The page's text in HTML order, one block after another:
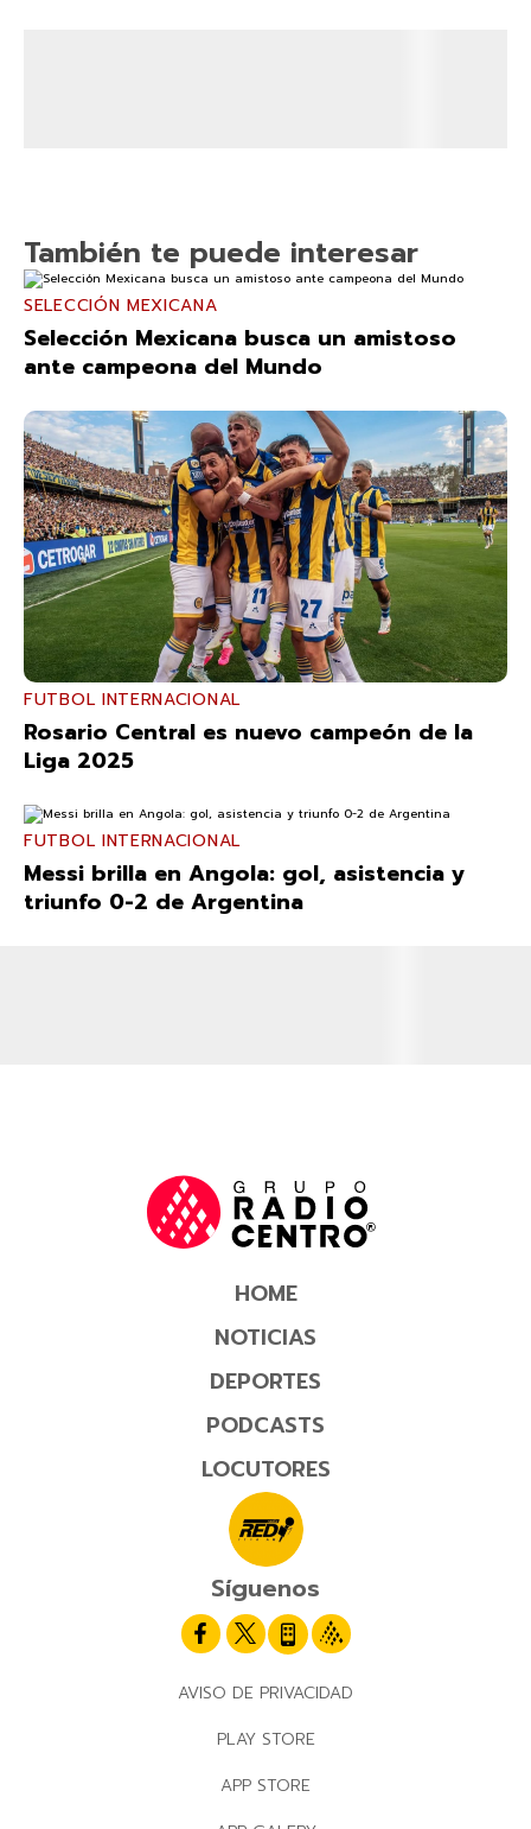
También te puede interesar
SELECCIÓN MEXICANA
Selección Mexicana busca un amistoso
ante campeona del Mundo
FUTBOL INTERNACIONAL
Rosario Central es nuevo campeón de la
Liga 2025
FUTBOL INTERNACIONAL
Messi brilla en Angola: gol, asistencia y
triunfo 0-2 de Argentina
HOME
NOTICIAS
DEPORTES
PODCASTS
LOCUTORES
Síguenos
AVISO DE PRIVACIDAD
PLAY STORE
APP STORE